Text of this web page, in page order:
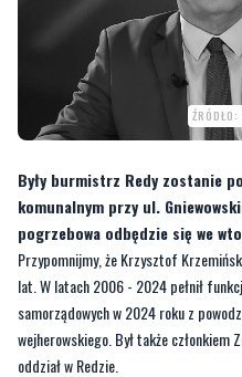
Były burmistrz Redy zostanie
komunalnym przy ul.
Przypomnijmy, że Krzysztof
lat. W latach 2006 - 2024 pełnił
samorządowych w 2024 roku z
wejherowskiego. Był także
oddział w Redzie.
CZYTAJ TEŻ:
regionu są